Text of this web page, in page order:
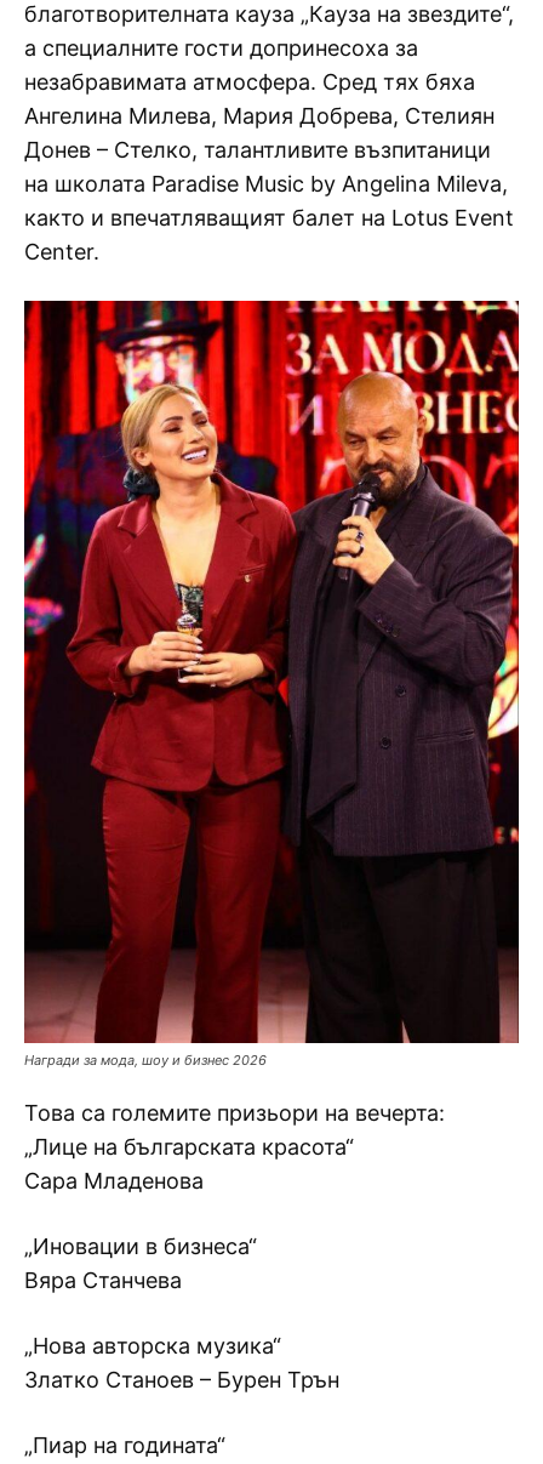
благотворителната кауза „Кауза на звездите“,
а специалните гости допринесоха за
незабравимата атмосфера. Сред тях бяха
Ангелина Милева, Мария Добрева, Стелиян
Донев – Стелко, талантливите възпитаници
на школата Paradise Music by Angelina Mileva,
както и впечатляващият балет на Lotus Event
Center.
Награди за мода, шоу и бизнес 2026
Това са големите призьори на вечерта:
„Лице на българската красота“
Сара Младенова
„Иновации в бизнеса“
Вяра Станчева
„Нова авторска музика“
Златко Станоев – Бурен Трън
„Пиар на годината“